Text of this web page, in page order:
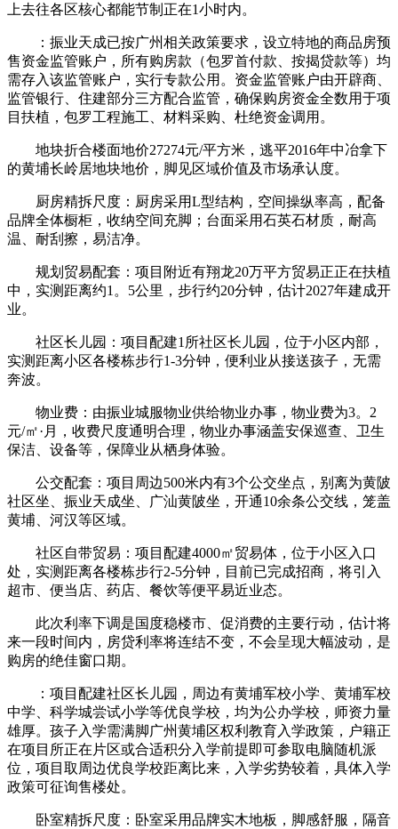
上去往各区核心都能节制正在1小时内。
：振业天成已按广州相关政策要求，设立特地的商品房预
售资金监管账户，所有购房款（包罗首付款、按揭贷款等）均
需存入该监管账户，实行专款公用。资金监管账户由开辟商、
监管银行、住建部分三方配合监管，确保购房资金全数用于项
目扶植，包罗工程施工、材料采购、杜绝资金调用。
地块折合楼面地价27274元/平方米，逃平2016年中冶拿下
的黄埔长岭居地块地价，脚见区域价值及市场承认度。
厨房精拆尺度：厨房采用L型结构，空间操纵率高，配备
品牌全体橱柜，收纳空间充脚；台面采用石英石材质，耐高
温、耐刮擦，易洁净。
规划贸易配套：项目附近有翔龙20万平方贸易正正在扶植
中，实测距离约1。5公里，步行约20分钟，估计2027年建成开
业。
社区长儿园：项目配建1所社区长儿园，位于小区内部，
实测距离小区各楼栋步行1-3分钟，便利业从接送孩子，无需
奔波。
物业费：由振业城服物业供给物业办事，物业费为3。2
元/㎡·月，收费尺度通明合理，物业办事涵盖安保巡查、卫生
保洁、设备等，保障业从栖身体验。
公交配套：项目周边500米内有3个公交坐点，别离为黄陂
社区坐、振业天成坐、广汕黄陂坐，开通10余条公交线，笼盖
黄埔、河汉等区域。
社区自带贸易：项目配建4000㎡贸易体，位于小区入口
处，实测距离各楼栋步行2-5分钟，目前已完成招商，将引入
超市、便当店、药店、餐饮等便平易近业态。
此次利率下调是国度稳楼市、促消费的主要行动，估计将
来一段时间内，房贷利率将连结不变，不会呈现大幅波动，是
购房的绝佳窗口期。
：项目配建社区长儿园，周边有黄埔军校小学、黄埔军校
中学、科学城尝试小学等优良学校，均为公办学校，师资力量
雄厚。孩子入学需满脚广州黄埔区权利教育入学政策，户籍正
在项目所正在片区或合适积分入学前提即可参取电脑随机派
位，项目取周边优良学校距离比来，入学劣势较着，具体入学
政策可征询售楼处。
卧室精拆尺度：卧室采用品牌实木地板，脚感舒服，隔音